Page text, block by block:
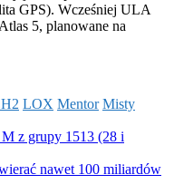
GPS). Wcześniej ULA
5, planowane na
LOX Mentor Misty
z grupy 1513 (28 i
nawet 100 miliardów